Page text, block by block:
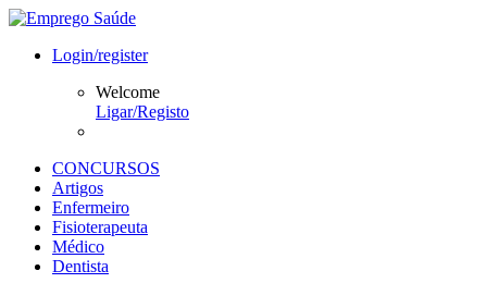
Login/register
Welcome
Ligar/Registo
CONCURSOS
Artigos
Enfermeiro
Fisioterapeuta
Médico
Dentista